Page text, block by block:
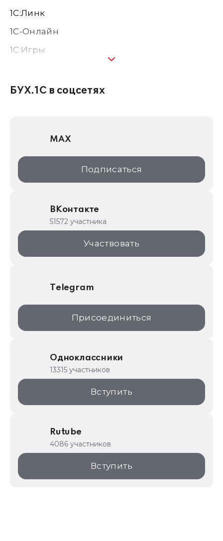
1С:Линк
1С-Онлайн
1C:Игры
1С:Консалтинг
1С:Дистрибьюция
1С:Образование
ИТС.1C.ru
1С:Торговая площадка
БУХ.1С в соцсетях
MAX
Подписаться
ВКонтакте
51572 участника
Участвовать
Telegram
Присоединиться
Одноклассники
13315 участников
Вступить
Rutube
4086 участников
Вступить